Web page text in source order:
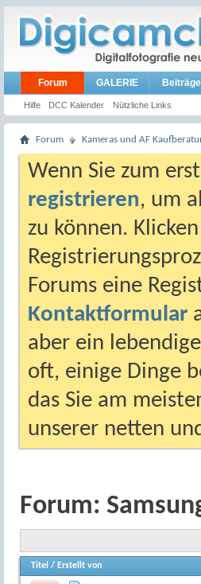
Forum
Hilfe DCC Kalender Nützliche Links
GALERIE Beiträge
Forum Kameras und AF
Wenn Sie zum
registrieren, um
zu können.
Forums eine
Kontaktformular
aber ein
oft, einige Dinge
das Sie am
unserer netten
Forum:
Titel / Erstellt von